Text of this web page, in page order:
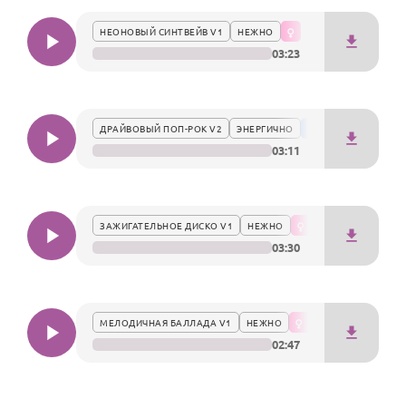
НЕОНОВЫЙ СИНТВЕЙВ V1 НЕЖНО
03:23
ДРАЙВОВЫЙ ПОП-РОК V2 ЭНЕРГИЧНО
03:11
ЗАЖИГАТЕЛЬНОЕ ДИСКО V1 НЕЖНО
03:30
МЕЛОДИЧНАЯ БАЛЛАДА V1 НЕЖНО
02:47